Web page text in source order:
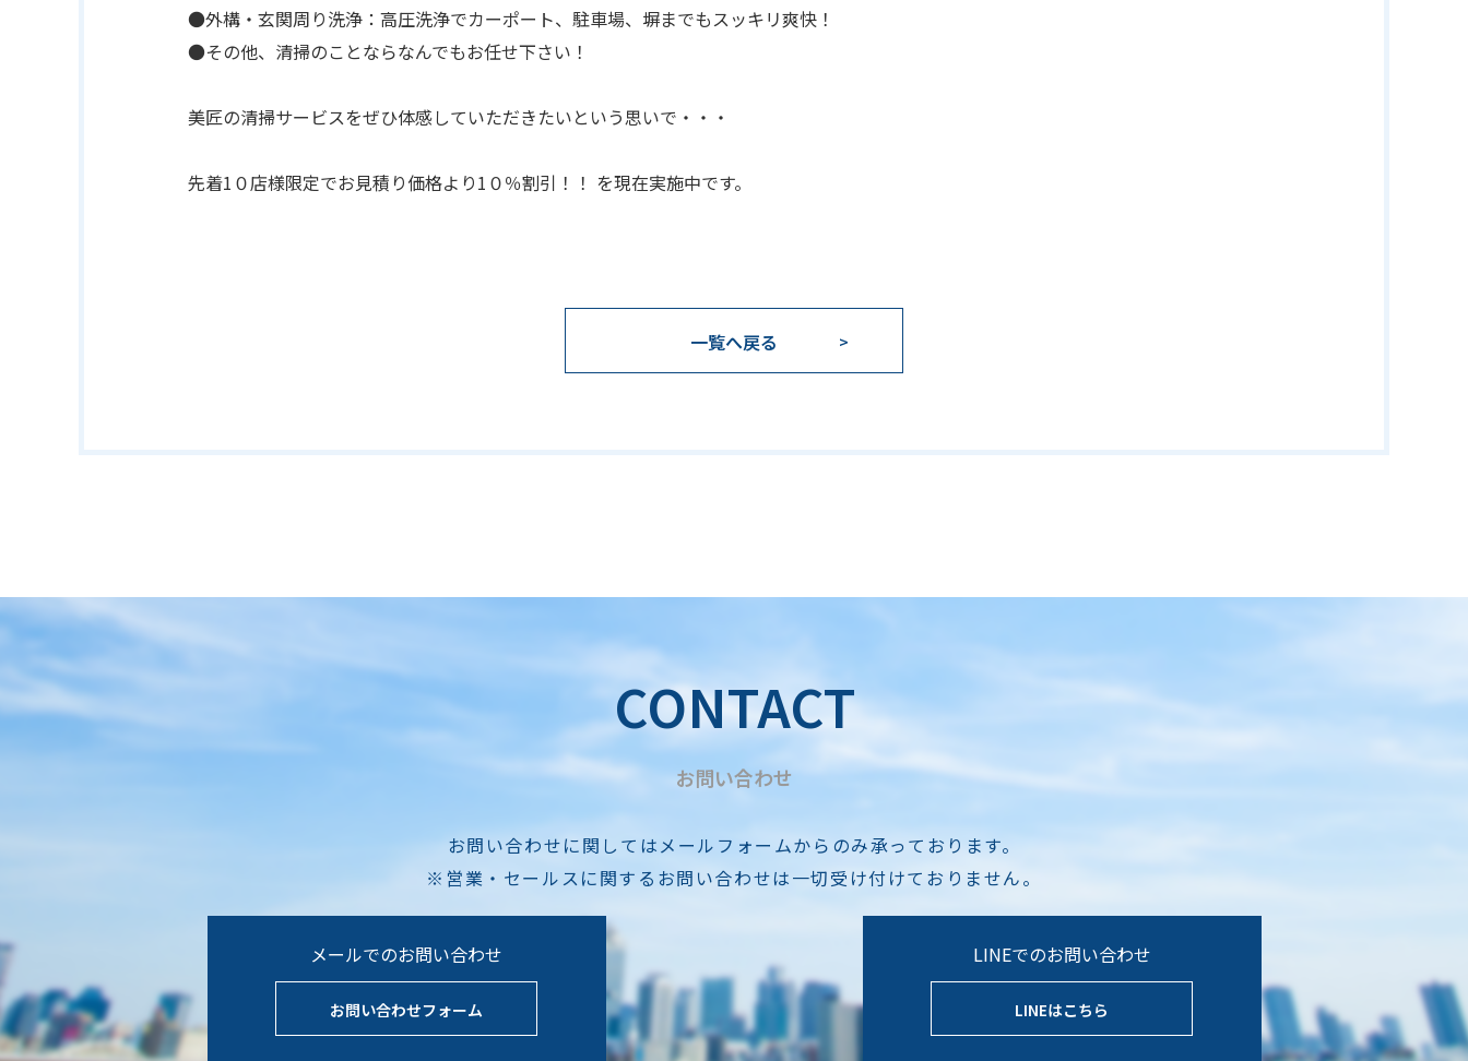
●外構・玄関周り洗浄：高圧洗浄でカーポート、駐車場、塀までもスッキリ爽快！
●その他、清掃のことならなんでもお任せ下さい！
美匠の清掃サービスをぜひ体感していただきたいという思いで・・・
先着1０店様限定でお見積り価格より1０％割引！！ を現在実施中です。
一覧へ戻る
CONTACT
お問い合わせ
お問い合わせに関してはメールフォームからのみ承っております。
※営業・セールスに関するお問い合わせは一切受け付けておりません。
メールでのお問い合わせ
お問い合わせフォーム
LINEでのお問い合わせ
LINEはこちら